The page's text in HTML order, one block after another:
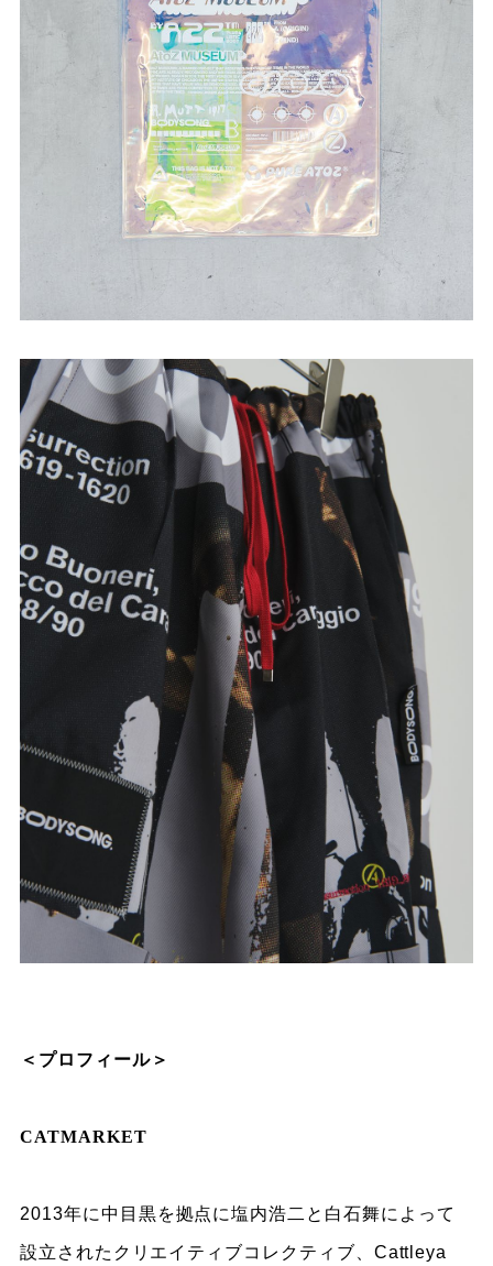
＜プロフィール＞
CATMARKET
2013年に中目黒を拠点に塩内浩二と白石舞によって
設立されたクリエイティブコレクティブ、Cattleya